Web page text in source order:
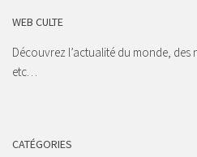
WEB CULTE
Découvrez l’actualité du monde, des
etc…
CATÉGORIES